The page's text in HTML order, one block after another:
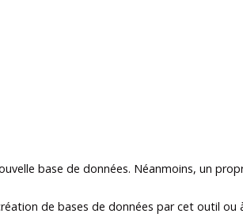
base de données. Néanmoins, un
de bases de données par cet outil